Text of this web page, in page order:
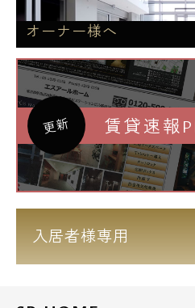
オーナー様へ
更新 賃貸速報
入居者様専用